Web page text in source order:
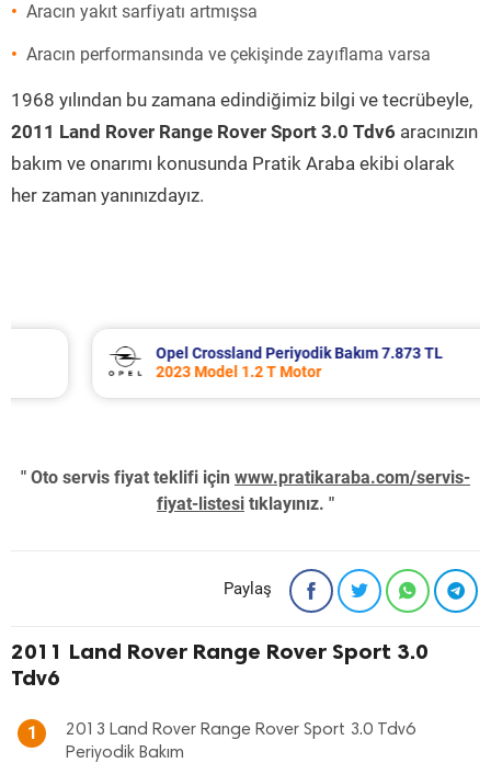
Aracın yakıt sarfiyatı artmışsa
Aracın performansında ve çekişinde zayıflama varsa
1968 yılından bu zamana edindiğimiz bilgi ve tecrübeyle,
2011 Land Rover Range Rover Sport 3.0 Tdv6 aracınızın
bakım ve onarımı konusunda Pratik Araba ekibi olarak
her zaman yanınızdayız.
Opel Crossland Periyodik Bakım 7.873 TL
2023 Model 1.2 T Motor
" Oto servis fiyat teklifi için www.pratikaraba.com/servis-
fiyat-listesi tıklayınız. "
Paylaş
2011 Land Rover Range Rover Sport 3.0
Tdv6
1
2013 Land Rover Range Rover Sport 3.0 Tdv6
Periyodik Bakım